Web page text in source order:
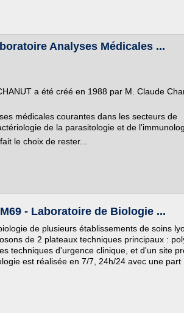
Analyses Médicales ...
a été créé en 1988 par M. Claude
médicales courantes dans les secteurs de
de la parasitologie et de
le choix de rester...
- Laboratoire de Biologie ...
de plusieurs établissements de soins
de 2 plateaux techniques principaux :
techniques d'urgence clinique, et d'un site
est réalisée en 7/7, 24h/24 avec une part